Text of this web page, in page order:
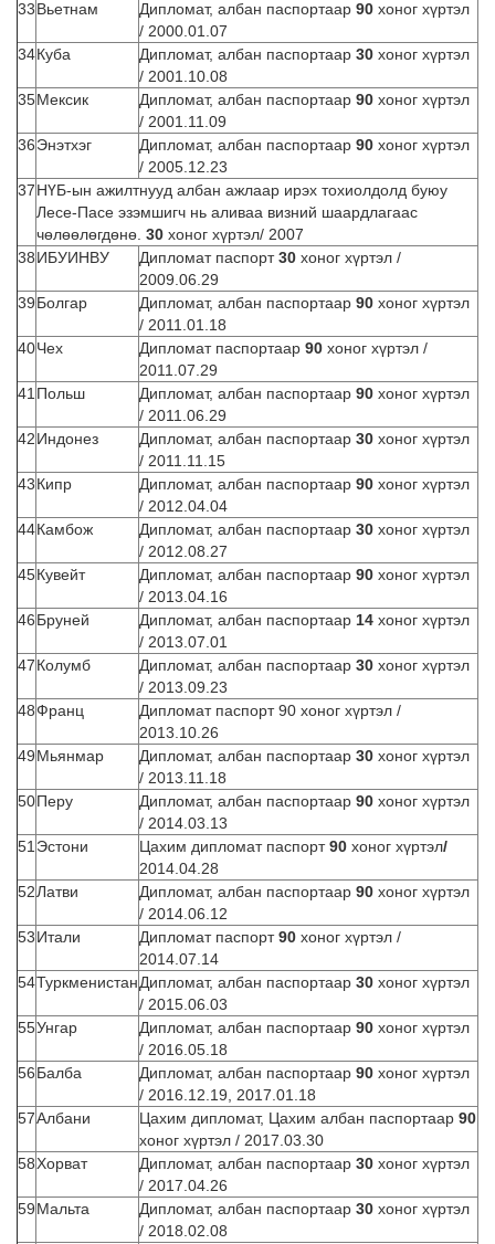
33Вьетнам Дипломат, албан паспортаар 90 хоног хүртэл
/ 2000.01.07
34Куба Дипломат, албан паспортаар 30 хоног хүртэл
/ 2001.10.08
35Мексик Дипломат, албан паспортаар 90 хоног хүртэл
/ 2001.11.09
36Энэтхэг Дипломат, албан паспортаар 90 хоног хүртэл
/ 2005.12.23
37НҮБ-ын ажилтнууд албан ажлаар ирэх тохиолдолд буюу
Лесе-Пасе эзэмшигч нь аливаа визний шаардлагаас
чөлөөлөгдөнө. 30 хоног хүртэл/ 2007
38ИБУИНВУ Дипломат паспорт30 хоног хүртэл /
2009.06.29
39Болгар Дипломат, албан паспортаар 90 хоног хүртэл
/ 2011.01.18
40Чех Дипломат паспортаар 90 хоног хүртэл /
2011.07.29
41 Польш Дипломат, албан паспортаар 90 хоног хүртэл
/ 2011.06.29
42Индонез Дипломат, албан паспортаар 30 хоног хүртэл
/ 2011.11.15
43Кипр Дипломат, албан паспортаар 90 хоног хүртэл
/ 2012.04.04
44Камбож Дипломат, албан паспортаар 30 хоног хүртэл
/ 2012.08.27
45Кувейт Дипломат, албан паспортаар 90 хоног хүртэл
/ 2013.04.16
46Бруней Дипломат, албан паспортаар 14 хоног хүртэл
/ 2013.07.01
47Колумб Дипломат, албан паспортаар 30 хоног хүртэл
/ 2013.09.23
48Франц
Дипломат паспорт 90 хоног хүртэл /
2013.10.26
49Мьянмар Дипломат, албан паспортаар 30 хоног хүртэл
/ 2013.11.18
50Перу Дипломат, албан паспортаар 90 хоног хүртэл
/ 2014.03.13
51 Эстони Цахим дипломат паспорт90 хоног хүртэл/
2014.04.28
52Латви Дипломат, албан паспортаар 90 хоног хүртэл
/ 2014.06.12
53Итали Дипломат паспорт90 хоног хүртэл /
2014.07.14
54ТуркменистанДипломат, албан паспортаар 30 хоног хүртэл
/ 2015.06.03
55Унгар Дипломат, албан паспортаар 90 хоног хүртэл
/ 2016.05.18
56Балба Дипломат, албан паспортаар 90 хоног хүртэл
/ 2016.12.19, 2017.01.18
57Албани Цахим дипломат, Цахим албан паспортаар 90
хоног хүртэл / 2017.03.30
58Хорват Дипломат, албан паспортаар 30 хоног хүртэл
/ 2017.04.26
59Мальта Дипломат, албан паспортаар 30 хоног хүртэл
/ 2018.02.08